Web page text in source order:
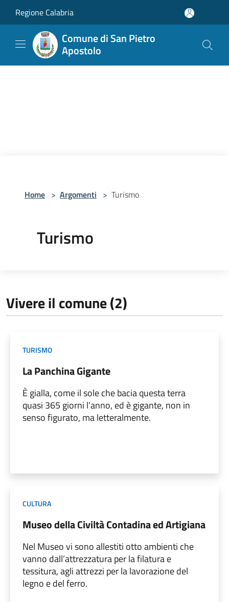
Regione Calabria
Comune di San Pietro
Apostolo
Home > Argomenti > Turismo
Turismo
Vivere il comune (2)
TURISMO
La Panchina Gigante
È gialla, come il sole che bacia questa terra
quasi 365 giorni l’anno, ed è gigante, non in
senso figurato, ma letteralmente.
CULTURA
Museo della Civiltà Contadina ed Artigiana
Nel Museo vi sono allestiti otto ambienti che
vanno dall’attrezzatura per la filatura e
tessitura, agli attrezzi per la lavorazione del
legno e del ferro.